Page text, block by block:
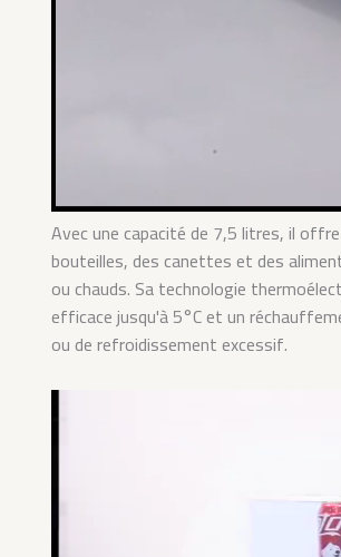
Avec une capacité de 7,5 litres, il
bouteilles, des canettes et des
ou chauds. Sa technologie
efficace jusqu'à 5°C et un
ou de refroidissement excessif.